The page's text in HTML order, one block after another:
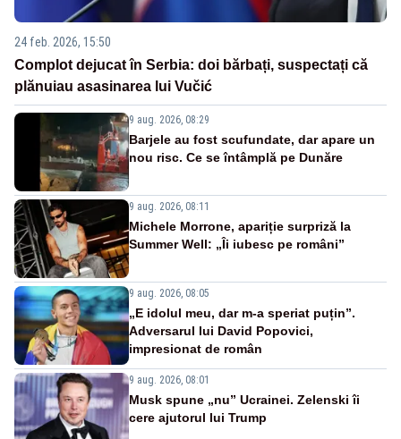
24 feb. 2026, 15:50
Complot dejucat în Serbia: doi bărbați, suspectați că
plănuiau asasinarea lui Vučić
9 aug. 2026, 08:29
Barjele au fost scufundate, dar apare un
nou risc. Ce se întâmplă pe Dunăre
9 aug. 2026, 08:11
Michele Morrone, apariție surpriză la
Summer Well: „Îi iubesc pe români”
9 aug. 2026, 08:05
„E idolul meu, dar m-a speriat puțin”.
Adversarul lui David Popovici,
impresionat de român
9 aug. 2026, 08:01
Musk spune „nu” Ucrainei. Zelenski îi
cere ajutorul lui Trump